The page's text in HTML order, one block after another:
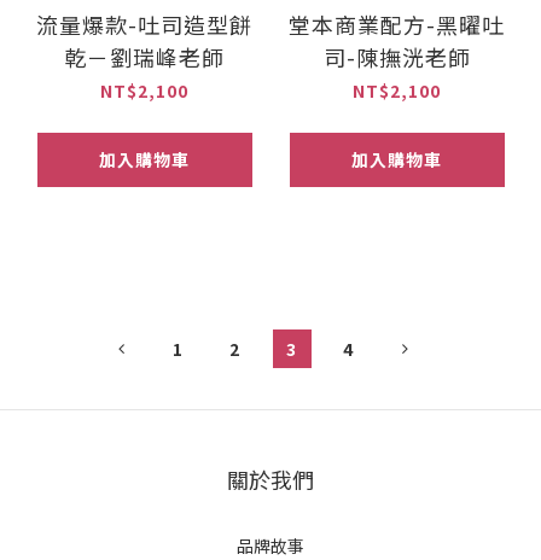
流量爆款-吐司造型餅
乾－劉瑞峰老師
NT$2,100
加入購物車
堂本商業配方-黑曜吐
司-陳撫洸老師
NT$2,100
加入購物車
1 2 3 4
關於我們
品牌故事